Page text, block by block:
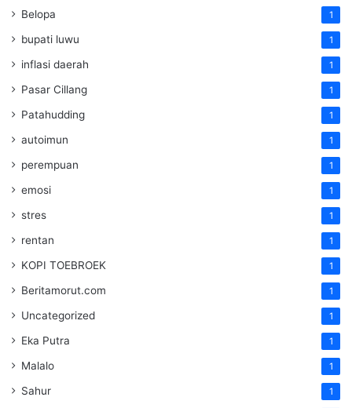
Belopa 1
bupati luwu 1
inflasi daerah 1
Pasar Cillang 1
Patahudding 1
autoimun 1
perempuan 1
emosi 1
stres 1
rentan 1
KOPI TOEBROEK 1
Beritamorut.com 1
Uncategorized 1
Eka Putra 1
Malalo 1
Sahur 1